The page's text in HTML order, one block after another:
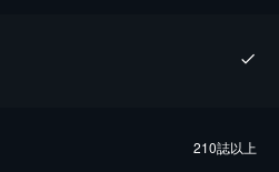
210誌以上